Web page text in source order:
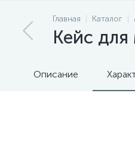
Главная Каталог
Кейс для
Описание